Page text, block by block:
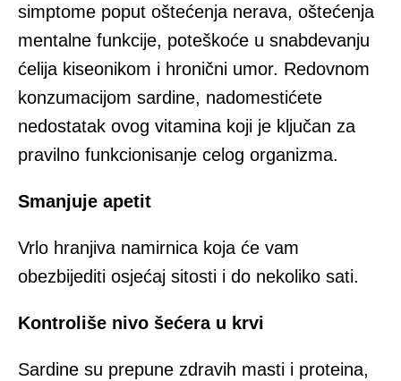
simptome poput oštećenja nerava, oštećenja
mentalne funkcije, poteškoće u snabdevanju
ćelija kiseonikom i hronični umor. Redovnom
konzumacijom sardine, nadomestićete
nedostatak ovog vitamina koji je ključan za
pravilno funkcionisanje celog organizma.
Smanjuje apetit
Vrlo hranjiva namirnica koja će vam
obezbijediti osjećaj sitosti i do nekoliko sati.
Kontroliše nivo šećera u krvi
Sardine su prepune zdravih masti i proteina,